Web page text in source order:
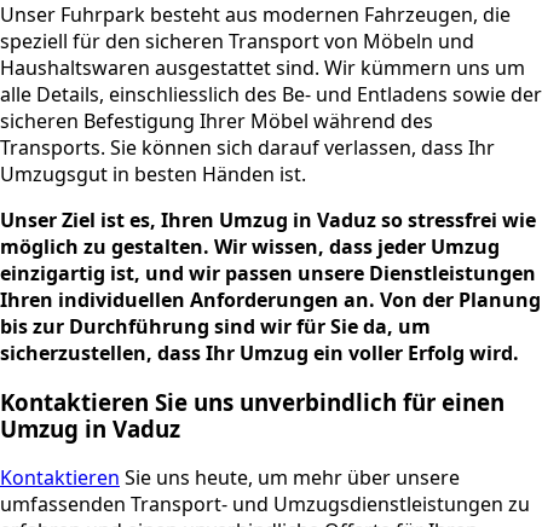
Unser Fuhrpark besteht aus modernen Fahrzeugen, die
speziell für den sicheren Transport von Möbeln und
Haushaltswaren ausgestattet sind. Wir kümmern uns um
alle Details, einschliesslich des Be- und Entladens sowie der
sicheren Befestigung Ihrer Möbel während des
Transports. Sie können sich darauf verlassen, dass Ihr
Umzugsgut in besten Händen ist.
Unser Ziel ist es, Ihren Umzug in Vaduz so stressfrei wie
möglich zu gestalten. Wir wissen, dass jeder Umzug
einzigartig ist, und wir passen unsere Dienstleistungen
Ihren individuellen Anforderungen an. Von der Planung
bis zur Durchführung sind wir für Sie da, um
sicherzustellen, dass Ihr Umzug ein voller Erfolg wird.
Kontaktieren Sie uns unverbindlich für einen
Umzug in Vaduz
Kontaktieren Sie uns heute, um mehr über unsere
umfassenden Transport- und Umzugsdienstleistungen zu